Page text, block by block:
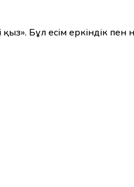
қыз». Бұл есім еркіндік